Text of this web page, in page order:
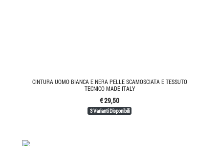
CINTURA UOMO BIANCA E NERA PELLE SCAMOSCIATA E TESSUTO
TECNICO MADE ITALY
€ 29,50
3 Varianti Disponibili